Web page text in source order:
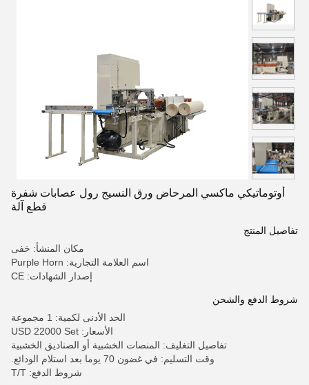
أوتوماتيكي ماكسي المرحاض ورق النسيج رول عصابات شفرة
قطع آلة
تفاصيل المنتج
مكان المنشأ: خفى
اسم العلامة التجارية: Purple Horn
إصدار الشهادات: CE
شروط الدفع والشحن
الحد الأدنى لكمية: 1 مجموعة
الأسعار: USD 22000 Set
تفاصيل التغليف: المنصات الخشبية أو الصناديق الخشبية
وقت التسليم: في غضون 70 يوما بعد استلام الودائع.
شروط الدفع: T/T